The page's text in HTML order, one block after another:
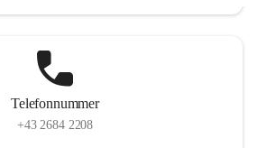
Telefonnummer
+43 2684 2208